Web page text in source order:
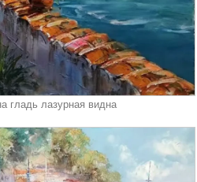
гладь лазурная видна